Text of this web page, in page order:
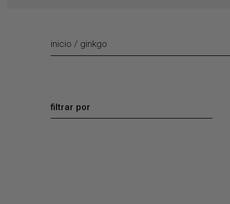
inicio / ginkgo
filtrar por